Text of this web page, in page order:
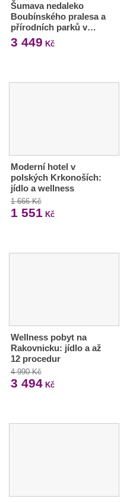
Šumava nedaleko
Boubínského pralesa a
přírodních parků v…
3 449 Kč
Moderní hotel v
polských Krkonoších:
jídlo a wellness
1 666 Kč
1 551 Kč
Wellness pobyt na
Rakovnicku: jídlo a až
12 procedur
4 990 Kč
3 494 Kč